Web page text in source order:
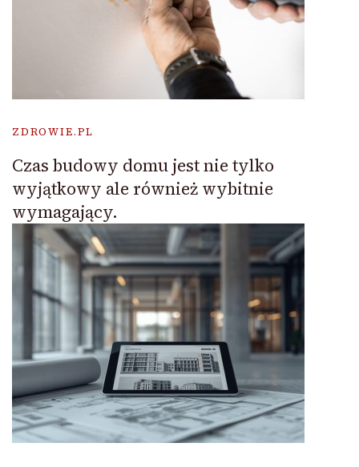
ZDROWIE.PL
Czas budowy domu jest nie tylko
wyjątkowy ale również wybitnie
wymagający.